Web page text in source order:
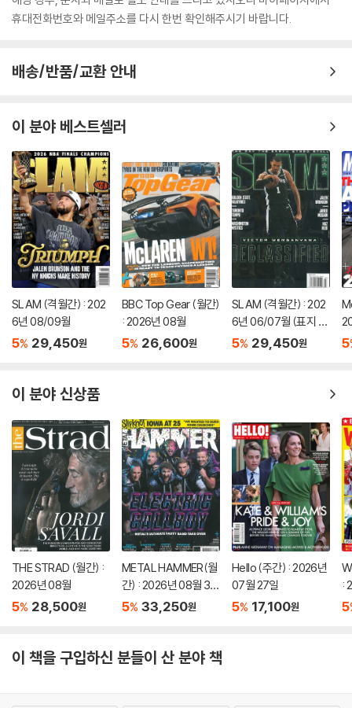
휴대전화번호와 메일주소를 다시 한번 확인해주시기 바랍니다.
배송/반품/교환 안내
이 분야 베스트셀러
SLAM (격월간) : 202
6년 08/09월
5% 29,450원
BBC Top Gear (월간)
: 2026년 08월
5% 26,600원
SLAM (격월간) : 202
6년 06/07월 (표지 랜
덤 발송)
5% 29,450원
er
5
이 분야 신상품
THE STRAD (월간) :
2026년 08월
5% 28,500원
METAL HAMMER(월
간) : 2026년 08월 31
일 SUMMER 이슈
5% 33,250원
Hello (주간) : 2026년
07월 27일
5% 17,100원
:
5
이 책을 구입하신 분들이 산 분야 책